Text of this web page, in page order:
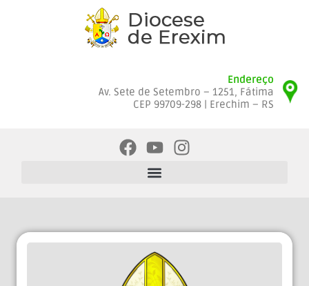
Endereço
Av. Sete de Setembro – 1251, Fátima
CEP 99709-298 | Erechim – RS